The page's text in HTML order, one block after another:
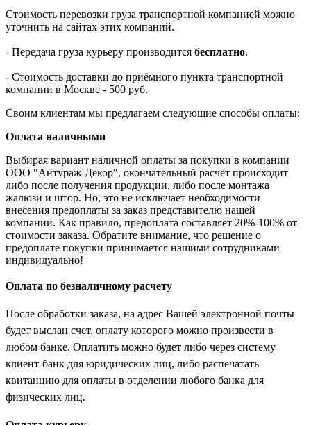
Стоимость перевозки груза транспортной компанией можно
уточнить на сайтах этих компаний.
- Передача груза курьеру производится бесплатно.
- Стоимость доставки до приёмного пункта транспортной
компании в Москве - 500 руб.
Своим клиентам мы предлагаем следующие способы оплаты:
Оплата наличными
Выбирая вариант наличной оплаты за покупки в компании
ООО "Антураж-Декор", окончательный расчет происходит
либо после получения продукции, либо после монтажа
жалюзи и штор. Но, это не исключает необходимости
внесения предоплаты за заказ представителю нашей
компании. Как правило, предоплата составляет 20%-100% от
стоимости заказа. Обратите внимание, что решение о
предоплате покупки принимается нашими сотрудниками
индивидуально!
Оплата по безналичному расчету
После обработки заказа, на адрес Вашей электронной почты
будет выслан счет, оплату которого можно произвести в
любом банке. Оплатить можно будет либо через систему
клиент-банк для юридических лиц, либо распечатать
квитанцию для оплаты в отделении любого банка для
физических лиц.